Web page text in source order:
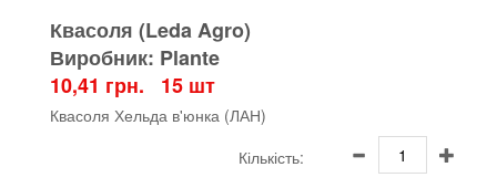
Квасоля (Leda Agro)
Виробник: Plante
10,41 грн. 15 шт
Квасоля Хельда в'юнка (ЛАН)
Кількість: